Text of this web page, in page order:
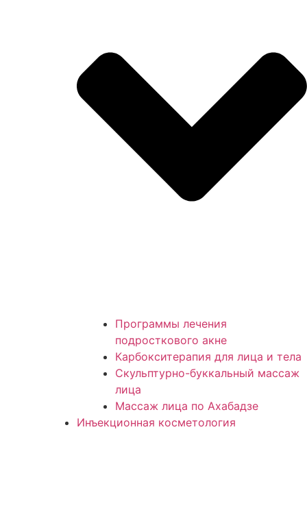
Программы лечения
подросткового акне
Карбокситерапия для лица и тела
Скульптурно-буккальный массаж
лица
Массаж лица по Ахабадзе
Инъекционная косметология